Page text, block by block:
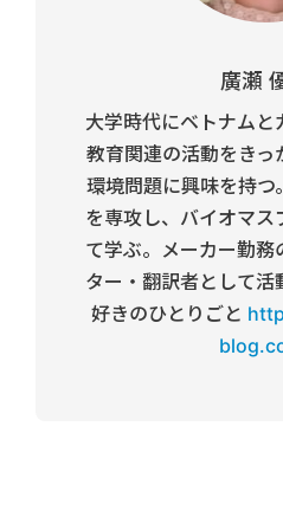
廣瀬
大学時代にベトナムと
教育関連の活動をきっ
環境問題に興味を持つ
を専攻し、バイオマス
て学ぶ。メーカー勤務
ター・翻訳者として
好きのひとりごと